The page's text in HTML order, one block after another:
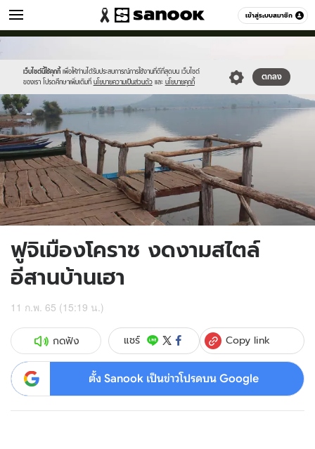
เข้าสู่ระบบสมาชิก
เที่ยว-กิน หมวดอื่นๆ
เว็บไซต์นี้ใช้คุกกี้ เพื่อให้ท่านได้รับประสบการณ์การใช้งานที่ดีที่สุดบน เว็บไซต์
ของเรา โปรดศึกษาเพิ่มเติมที่ นโยบายความเป็นส่วนตัว และ นโยบายคุกกี้
ตกลง
new-
sanook.png
//s.isanook.com/tr/0/ud/286/1431297/gtrh.jpg
ฟูจิเมืองโคราช งดงามสไตล์
อีสานบ้านเฮา
11 ก.พ. 65 (15:19 น.)
กดฟัง แชร์ Copy link
ตั้ง Sanook เป็นข่าวโปรดบน Google